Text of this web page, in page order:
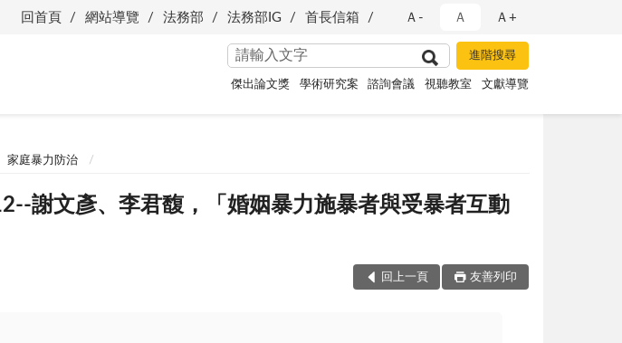
回首頁 網站導覽 法務部 法務部IG 首長信箱 Ａ- Ａ Ａ+
傑出論文獎 學術研究案 諮詢會議 視聽教室 文獻導覽
家庭暴力防治
謝文彥、李君馥，「婚姻暴力施暴者與受暴者互動
回上一頁 友善列印